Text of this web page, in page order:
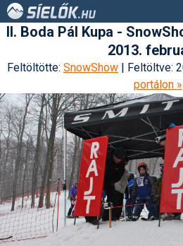
II. Boda Pál Kupa -
2013.
Feltöltötte: SnowShow | Feltöltve:
portálon »